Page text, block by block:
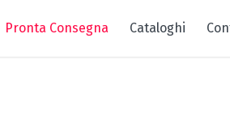
Pronta Consegna Cataloghi